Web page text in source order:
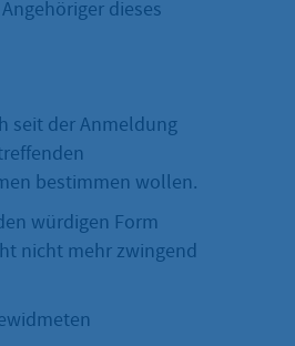
dieses
seit der Anmeldung
bestimmen wollen.
würdigen Form
nicht mehr zwingend